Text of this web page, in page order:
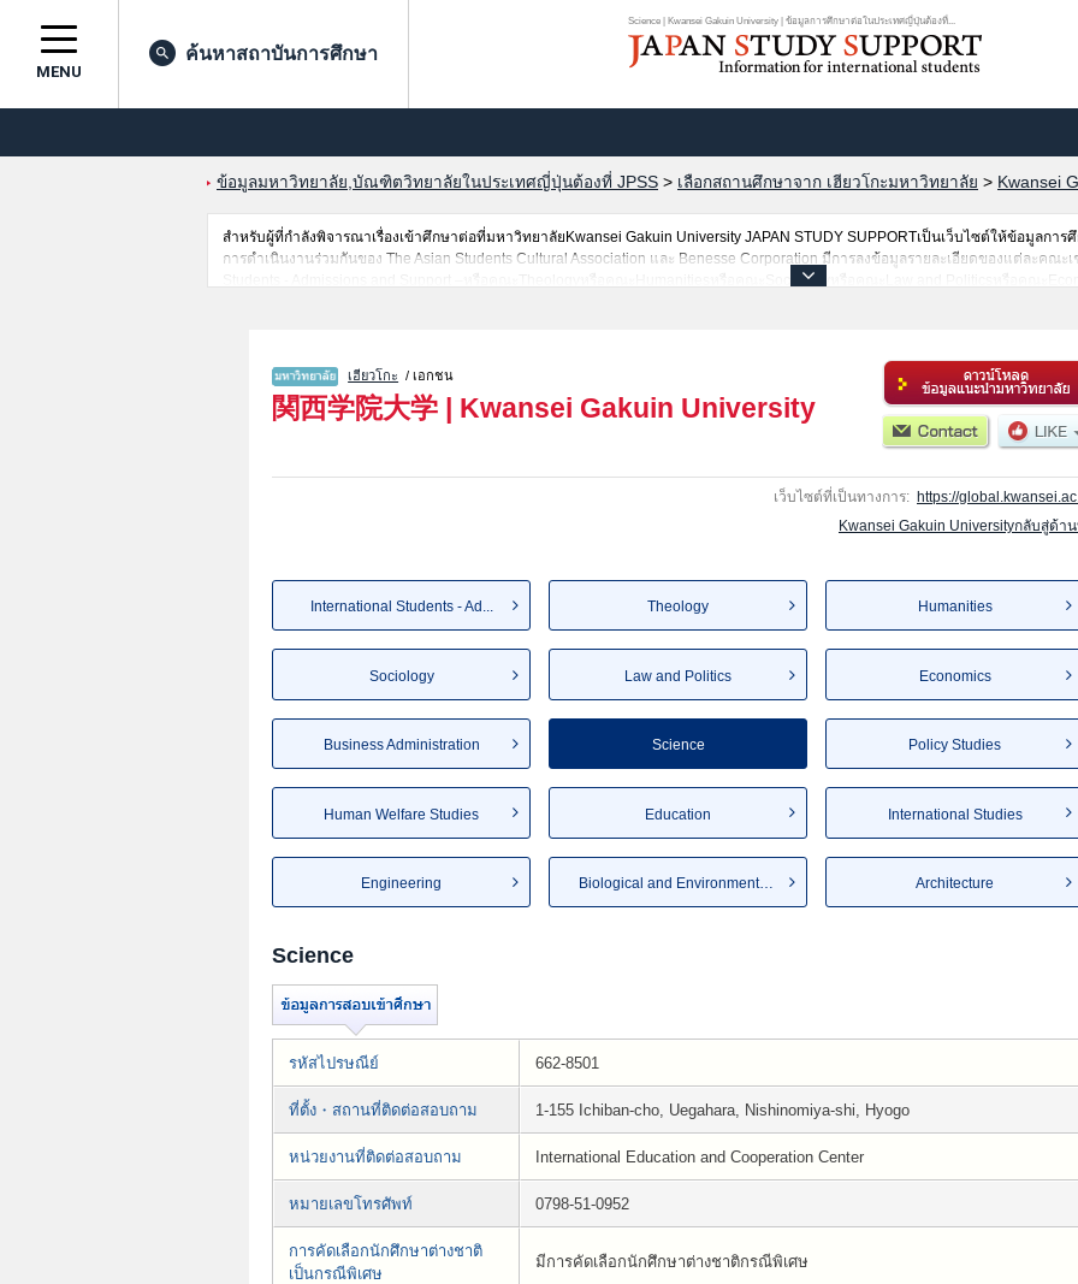
Science | Kwansei Gakuin University | ข้อมูลการศึกษาต่อในประเทศญี่ปุ่นต้องที่...
MENU
ค้นหาสถาบันการศึกษา
ข้อมูลมหาวิทยาลัย,บัณฑิตวิทยาลัยในประเทศญี่ปุ่นต้องที่ JPSS > เลือกสถานศึกษาจาก เฮียวโกะมหาวิทยาลัย > Kwansei
สำหรับผู้ที่กำลังพิจารณาเรื่องเข้าศึกษาต่อที่มหาวิทยาลัยKwansei Gakuin University JAPAN STUDY SUPPORTเป็นเว็บไซต์ให้ข้อมูลก
การดำเนินงานร่วมกันของ The Asian Students Cultural Association และ Benesse Corporation มีการลงข้อมูลรายละเอียดของแต่ละคณ
Students - Admissions and Support –หรือคณะTheologyหรือคณะHumanitiesหรือคณะSociologyหรือคณะLaw and Politicsหรือคณะ
มีข้อมูลของสถาบันการศึกษาระดับมหาวิทยาลัย,บัณฑิตวิทยาลัย,วิทยาลัยระดับอนุปริญญา,วิทยาลัยอาชีวศึกษากว่า 1,300 แห่งที่กำลังเปิดรั
เฮียวโกะ / เอกชน
関西学院大学 | Kwansei Gakuin University
เว็บไซต์ที่เป็นทางการ: https://
Kwansei Gakuin Universityกลับสู่ด้า
International Students - Ad... Theology Humanities
Sociology Law and Politics Economics
Business Administration Science Policy Studies
Human Welfare Studies Education International Studies
Engineering Biological and Environmenta... Architecture
Science
รหัสไปรษณีย์ 662-8501
ที่ตั้ง・สถานที่ติดต่อสอบถาม 1-155 Ichiban-cho, Uegahara, Nishinomiya-shi, Hyogo
หน่วยงานที่ติดต่อสอบถาม International Education and Cooperation Center
หมายเลขโทรศัพท์ 0798-51-0952
การคัดเลือกนักศึกษาต่างชาติ
เป็นกรณีพิเศษ
มีการคัดเลือกนักศึกษาต่างชาติกรณีพิเศษ